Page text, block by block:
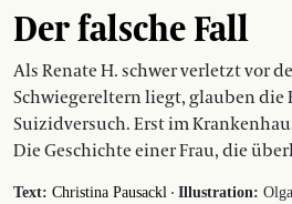
Der falsche Fall
Als Renate H. schwer verletzt vor
Schwiegereltern liegt, glauben die
Suizidversuch. Erst im
Die Geschichte einer Frau, die
Text: Christina Pausackl · Illustration: